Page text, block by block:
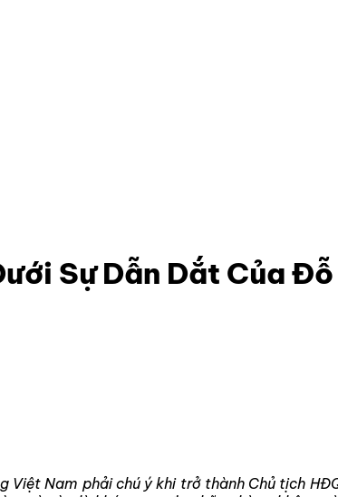
Sự Dẫn Dắt Của
Nam phải chú ý khi trở thành Chủ tịch